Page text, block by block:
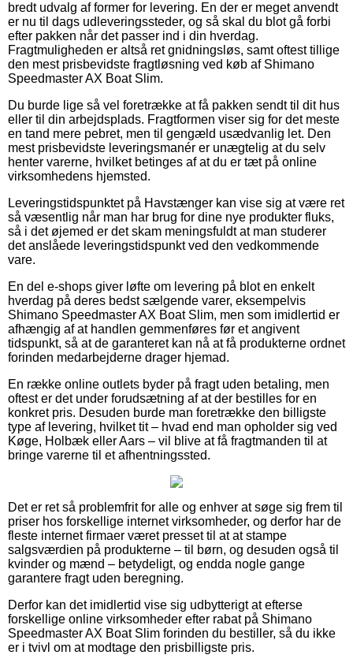
bredt udvalg af former for levering. En der er meget anvendt
er nu til dags udleveringssteder, og så skal du blot gå forbi
efter pakken når det passer ind i din hverdag.
Fragtmuligheden er altså ret gnidningsløs, samt oftest tillige
den mest prisbevidste fragtløsning ved køb af Shimano
Speedmaster AX Boat Slim.
Du burde lige så vel foretrække at få pakken sendt til dit hus
eller til din arbejdsplads. Fragtformen viser sig for det meste
en tand mere pebret, men til gengæld usædvanlig let. Den
mest prisbevidste leveringsmanér er unægtelig at du selv
henter varerne, hvilket betinges af at du er tæt på online
virksomhedens hjemsted.
Leveringstidspunktet på Havstænger kan vise sig at være ret
så væsentlig når man har brug for dine nye produkter fluks,
så i det øjemed er det skam meningsfuldt at man studerer
det anslåede leveringstidspunkt ved den vedkommende
vare.
En del e-shops giver løfte om levering på blot en enkelt
hverdag på deres bedst sælgende varer, eksempelvis
Shimano Speedmaster AX Boat Slim, men som imidlertid er
afhængig af at handlen gemmenføres før et angivent
tidspunkt, så at de garanteret kan nå at få produkterne ordnet
forinden medarbejderne drager hjemad.
En række online outlets byder på fragt uden betaling, men
oftest er det under forudsætning af at der bestilles for en
konkret pris. Desuden burde man foretrække den billigste
type af levering, hvilket tit – hvad end man opholder sig ved
Køge, Holbæk eller Aars – vil blive at få fragtmanden til at
bringe varerne til et afhentningssted.
Det er ret så problemfrit for alle og enhver at søge sig frem til
priser hos forskellige internet virksomheder, og derfor har de
fleste internet firmaer været presset til at at stampe
salgsværdien på produkterne – til børn, og desuden også til
kvinder og mænd – betydeligt, og endda nogle gange
garantere fragt uden beregning.
Derfor kan det imidlertid vise sig udbytterigt at efterse
forskellige online virksomheder efter rabat på Shimano
Speedmaster AX Boat Slim forinden du bestiller, så du ikke
er i tvivl om at modtage den prisbilligste pris.